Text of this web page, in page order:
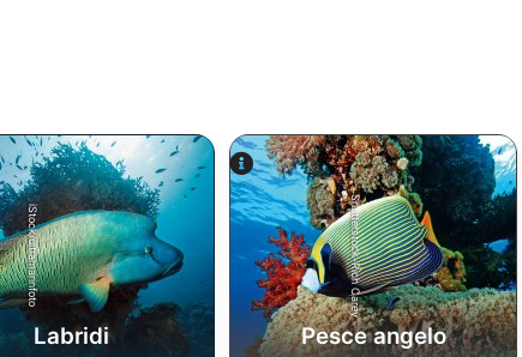
iStock/ultramarinfoto
Labridi
Shutterstock-Rich Carey
Pesce angelo